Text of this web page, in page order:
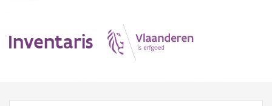
Inventaris